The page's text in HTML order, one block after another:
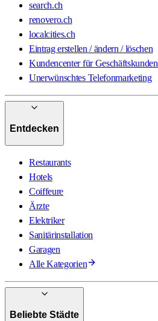
search.ch
renovero.ch
localcities.ch
Eintrag erstellen / ändern / löschen
Kundencenter für Geschäftskunden
Unerwünschtes Telefonmarketing
Entdecken
Restaurants
Hotels
Coiffeure
Ärzte
Elektriker
Sanitärinstallation
Garagen
Alle Kategorien
Beliebte Städte